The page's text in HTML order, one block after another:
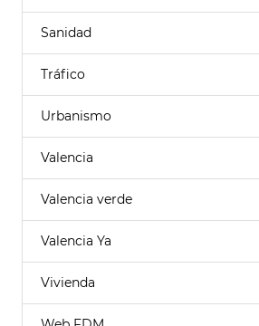
Sanidad
Tráfico
Urbanismo
Valencia
Valencia verde
Valencia Ya
Vivienda